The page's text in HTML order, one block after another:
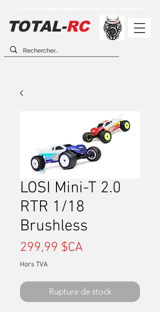
TOTAL-RC
LOSI Mini-T 2.0
RTR 1/18
Brushless
299,99 $CA
Hors TVA
Rupture de stock